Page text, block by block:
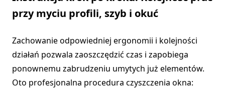
przy myciu profili, szyb i okuć
Zachowanie odpowiedniej ergonomii i kolejności
działań pozwala zaoszczędzić czas i zapobiega
ponownemu zabrudzeniu umytych już elementów.
Oto profesjonalna procedura czyszczenia okna: